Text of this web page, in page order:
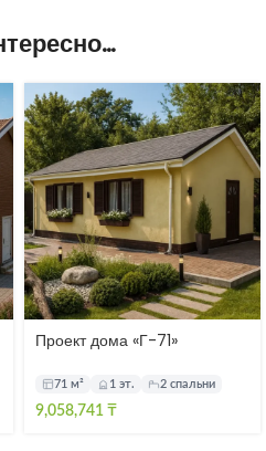
Проект дома «Г-71»
71 м² 1 эт. 2 спальни
9,058,741 ₸